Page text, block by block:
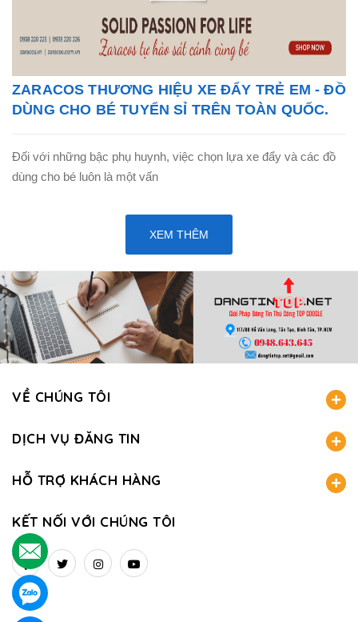
ZARACOS THƯƠNG HIỆU XE ĐẨY TRẺ EM - ĐỒ
DÙNG CHO BÉ TUYỂN SỈ TRÊN TOÀN QUỐC.
Đối với những bậc phụ huynh, việc chọn lựa xe đẩy và các đồ
dùng cho bé luôn là một vấn
XEM THÊM
VỀ CHÚNG TÔI
DỊCH VỤ ĐĂNG TIN
HỖ TRỢ KHÁCH HÀNG
KẾT NỐI VỚI CHÚNG TÔI
.
.